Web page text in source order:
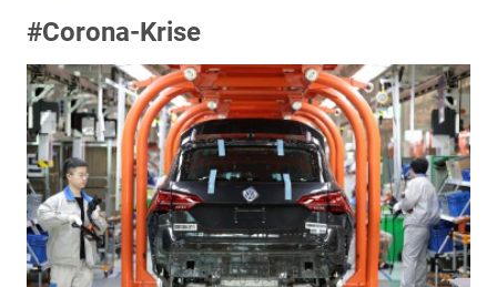
#Corona-Krise